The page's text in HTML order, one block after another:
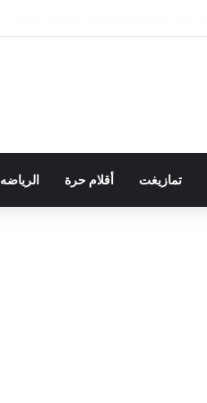
تمازيغت أقلام حرة الرياضه